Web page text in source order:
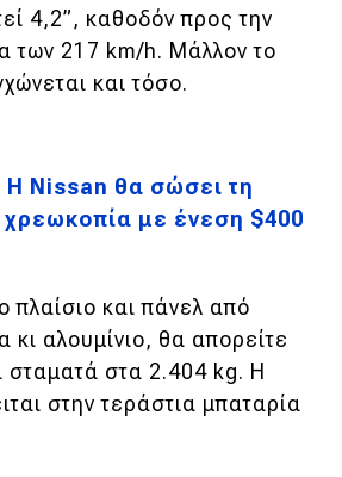
4,2”, καθοδόν προς την
των 217 km/h. Μάλλον το
και τόσο.
Η Nissan θα σώσει τη
με ένεση $400
πλαίσιο και πάνελ από
κι αλουμίνιο, θα απορείτε
σταματά στα 2.404 kg. Η
στην τεράστια μπαταρία